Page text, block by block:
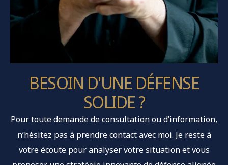
BESOIN D'UNE DÉFENSE
SOLIDE ?
Pour toute demande de consultation ou d’information,
n’hésitez pas à prendre contact avec moi. Je reste à
votre écoute pour analyser votre situation et vous